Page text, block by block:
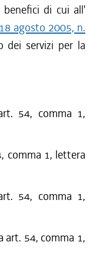
di cui all'
agosto 2005, n.
dei servizi per la
54, comma 1,
comma 1, lettera
54, comma 1,
art. 54, comma 1,